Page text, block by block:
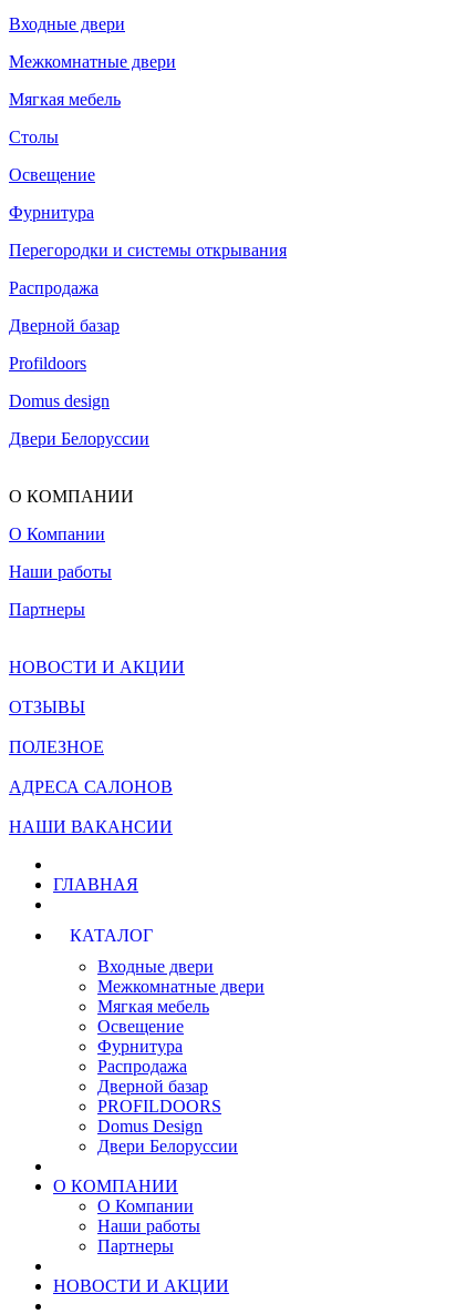
Входные двери
Межкомнатные двери
Мягкая мебель
Столы
Освещение
Фурнитура
Перегородки и системы открывания
Распродажа
Дверной базар
Profildoors
Domus design
Двери Белоруссии
О КОМПАНИИ
О Компании
Наши работы
Партнеры
НОВОСТИ И АКЦИИ
ОТЗЫВЫ
ПОЛЕЗНОЕ
АДРЕСА САЛОНОВ
НАШИ ВАКАНСИИ
ГЛАВНАЯ
КАТАЛОГ
Входные двери
Межкомнатные двери
Мягкая мебель
Освещение
Фурнитура
Распродажа
Дверной базар
PROFILDOORS
Domus Design
Двери Белоруссии
О КОМПАНИИ
О Компании
Наши работы
Партнеры
НОВОСТИ И АКЦИИ